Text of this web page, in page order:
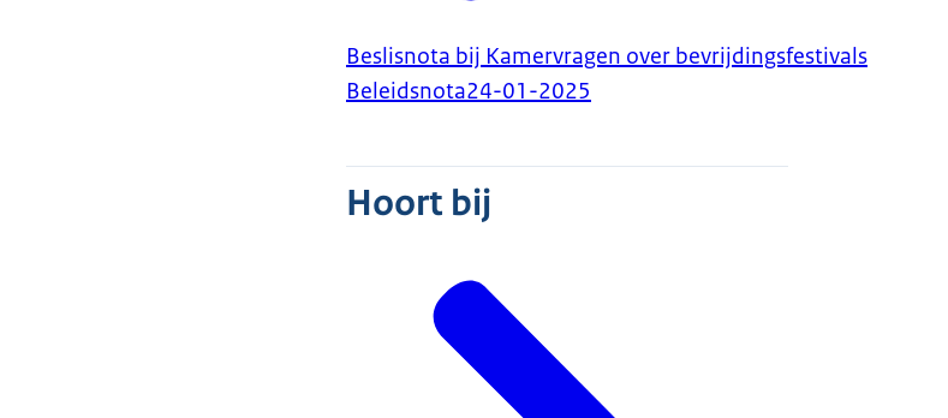
Beslisnota bij Kamervragen over bevrijdingsfestivals
Beleidsnota24-01-2025
Hoort bij